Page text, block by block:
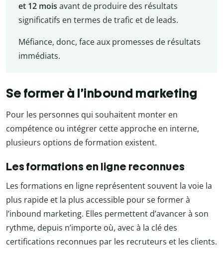
et 12 mois avant de produire des résultats
significatifs en termes de trafic et de leads.
Méfiance, donc, face aux promesses de résultats
immédiats.
Se former à l’inbound marketing
Pour les personnes qui souhaitent monter en
compétence ou intégrer cette approche en interne,
plusieurs options de formation existent.
Les formations en ligne reconnues
Les formations en ligne représentent souvent la voie la
plus rapide et la plus accessible pour se former à
l’inbound marketing. Elles permettent d’avancer à son
rythme, depuis n’importe où, avec à la clé des
certifications reconnues par les recruteurs et les clients.